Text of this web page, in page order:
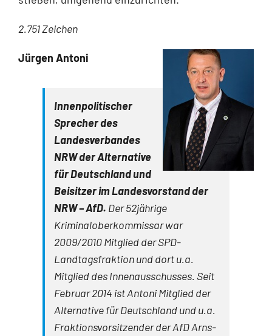
2.751 Zeichen
Jürgen Antoni
Innenpolitischer
Sprecher des
Landesverbandes
NRW der Alternative
für Deutschland und
Beisitzer im Landesvorstand der
NRW– AfD. Der 52jährige
Kriminaloberkommissar war
2009/2010 Mitglied der SPD-
Landtagsfraktion und dort u.a.
Mitglied des Innenausschusses. Seit
Februar 2014 ist Antoni Mitglied der
Alternative für Deutschland und u.a.
Fraktionsvorsitzender der AfD Arns­